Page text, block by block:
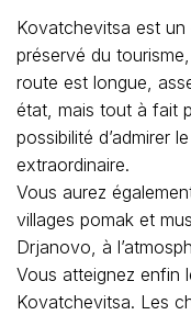
Kovatchevitsa est
préservé du
route est longue,
état, mais tout à fait
possibilité d’admirer
extraordinaire.
Vous aurez
villages pomak et
Drjanovo, à
Vous atteignez enfin
Kovatchevitsa. Les